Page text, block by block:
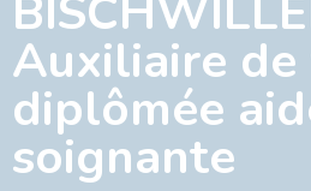
Auxiliaire de
diplômée
soignante